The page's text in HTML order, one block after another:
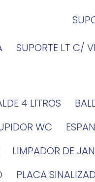
SUPORTE LT C/
4 LITROS
WC
LIMPADOR DE
PLACA